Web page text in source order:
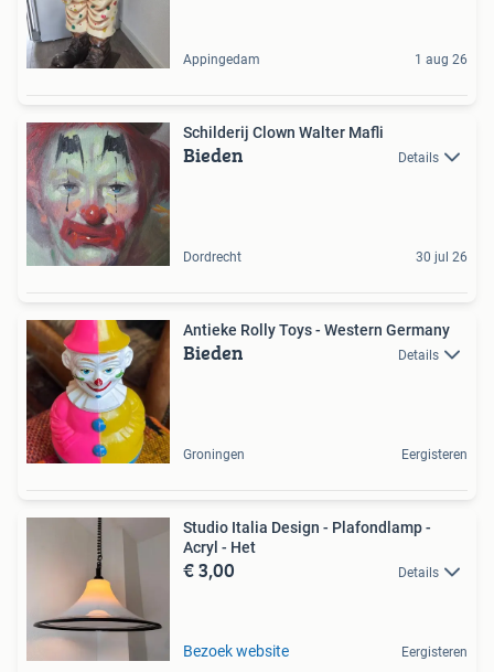
Appingedam 1 aug 26
Schilderij Clown Walter Mafli
Bieden Details
Dordrecht 30 jul 26
Antieke Rolly Toys - Western Germany
Bieden Details
Groningen Eergisteren
Studio Italia Design - Plafondlamp -
Acryl - Het
€ 3,00 Details
Bezoek website Eergisteren